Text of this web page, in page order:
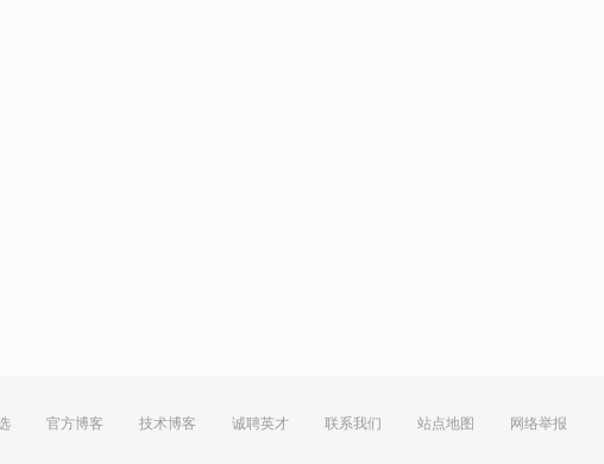
官方博客 技术博客 诚聘英才 联系我们 站点地图 网络举报